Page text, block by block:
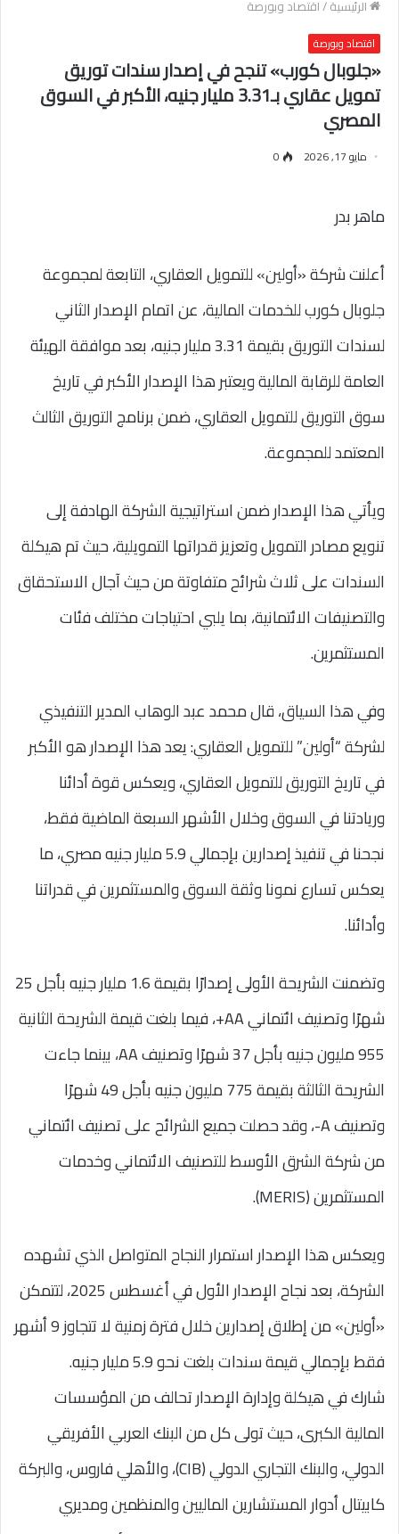
الرئيسية/اقتصاد وبورصة
اقتصاد وبورصة
«جلوبال كورب» تنجح في إصدار سندات توريق
تمويل عقاري بـ3.31 مليار جنيه، الأكبر في السوق
المصري
مايو 17, 2026 0
ماهر بدر
أعلنت شركة «أولين» للتمويل العقاري، التابعة لمجموعة
جلوبال كورب للخدمات المالية، عن اتمام الإصدار الثاني
لسندات التوريق بقيمة 3.31 مليار جنيه، بعد موافقة الهيئة
العامة للرقابة المالية ويعتبر هذا الإصدار الأكبر في تاريخ
سوق التوريق للتمويل العقاري، ضمن برنامج التوريق الثالث
المعتمد للمجموعة.
ويأتي هذا الإصدار ضمن استراتيجية الشركة الهادفة إلى
تنويع مصادر التمويل وتعزيز قدراتها التمويلية، حيث تم هيكلة
السندات على ثلاث شرائح متفاوتة من حيث آجال الاستحقاق
والتصنيفات الائتمانية، بما يلبي احتياجات مختلف فئات
المستثمرين.
وفي هذا السياق، قال محمد عبد الوهاب المدير التنفيذي
لشركة “أولين” للتمويل العقاري: يعد هذا الإصدار هو الأكبر
في تاريخ التوريق للتمويل العقاري، ويعكس قوة أدائنا
وريادتنا في السوق وخلال الأشهر السبعة الماضية فقط،
نجحنا في تنفيذ إصدارين بإجمالي 5.9 مليار جنيه مصري، ما
يعكس تسارع نمونا وثقة السوق والمستثمرين في قدراتنا
وأدائنا.
وتضمنت الشريحة الأولى إصدارًا بقيمة 1.6 مليار جنيه بأجل 25
شهرًا وتصنيف ائتماني AA+، فيما بلغت قيمة الشريحة الثانية
955 مليون جنيه بأجل 37 شهرًا وتصنيف AA، بينما جاءت
الشريحة الثالثة بقيمة 775 مليون جنيه بأجل 49 شهرًا
وتصنيف A-، وقد حصلت جميع الشرائح على تصنيف ائتماني
من شركة الشرق الأوسط للتصنيف الائتماني وخدمات
المستثمرين (MERIS).
ويعكس هذا الإصدار استمرار النجاح المتواصل الذي تشهده
الشركة، بعد نجاح الإصدار الأول في أغسطس 2025، لتتمكن
«أولين» من إطلاق إصدارين خلال فترة زمنية لا تتجاوز 9 أشهر
فقط بإجمالي قيمة سندات بلغت نحو 5.9 مليار جنيه.
شارك في هيكلة وإدارة الإصدار تحالف من المؤسسات
المالية الكبرى، حيث تولى كل من البنك العربي الأفريقي
الدولي، والبنك التجاري الدولي (CIB)، والأهلي فاروس، والبركة
كابيتال أدوار المستشارين الماليين والمنظمين ومديري